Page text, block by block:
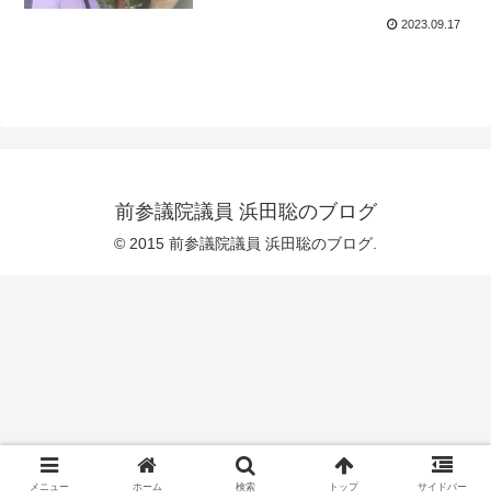
2023.09.17
前参議院議員 浜田聡のブログ
© 2015 前参議院議員 浜田聡のブログ.
メニュー ホーム 検索 トップ サイドバー